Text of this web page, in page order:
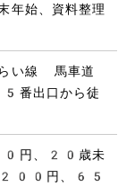
年始、資料整理
い線 馬車道
出口から徒
円、20歳未
200円、65